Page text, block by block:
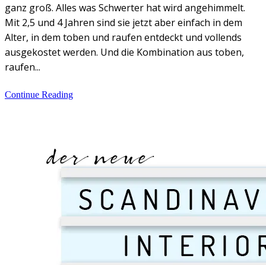
ganz groß. Alles was Schwerter hat wird angehimmelt.
Mit 2,5 und 4 Jahren sind sie jetzt aber einfach in dem
Alter, in dem toben und raufen entdeckt und vollends
ausgekostet werden. Und die Kombination aus toben,
raufen...
Continue Reading